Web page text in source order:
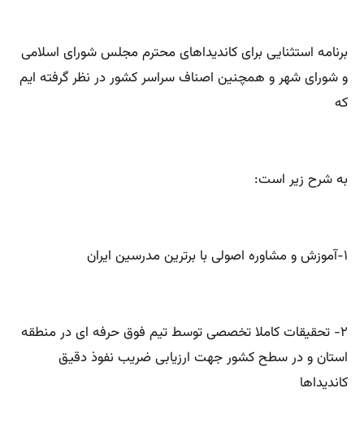
برنامه استثنایی برای کاندیداهای محترم مجلس شورای اسلامی
و شورای شهر و همچنین اصناف سراسر کشور در نظر گرفته ایم
که
به شرح زیر است:
۱-آموزش و مشاوره اصولی با برترین مدرسین ایران
۲- تحقیقات کاملا تخصصی توسط تیم فوق حرفه ای در منطقه
استان و در سطح کشور جهت ارزیابی ضریب نفوذ دقیق
کاندیداها